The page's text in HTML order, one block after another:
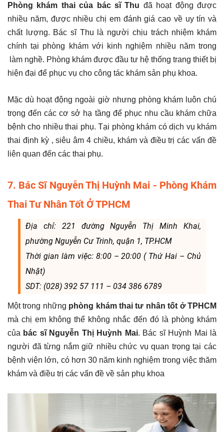
Phòng khám thai của bác sĩ Thu đã hoạt động được
nhiều năm, được nhiều chị em đánh giá cao về uy tín và
chất lượng. Bác sĩ Thu là người chịu trách nhiệm khám
chính tại phòng khám với kinh nghiệm nhiều năm trong
làm nghề. Phòng khám được đầu tư hệ thống trang thiết bị
hiện đại để phục vụ cho công tác khám sản phụ khoa.
Mặc dù hoạt động ngoài giờ nhưng phòng khám luôn chú
trọng đến các cơ sở hạ tầng để phục nhu cầu khám chữa
bệnh cho nhiều thai phụ. Tại phòng khám có dịch vụ khám
thai định kỳ , siêu âm 4 chiều, khám và điều trị các vấn đề
liên quan đến các thai phụ.
7. Bác Sĩ Nguyễn Thị Huỳnh Mai - Phòng Khám
Thai Tư Nhân Tốt Ở TPHCM
Địa chỉ: 221 đường Nguyễn Thị Minh Khai,
phường Nguyễn Cư Trinh, quận 1, TP.HCM
Thời gian làm việc: 8:00 – 20:00 ( Thứ Hai – Chủ
Nhật)
SDT: (028) 392 57 111 – 034 386 6789
Một trong những phòng khám thai tư nhân tốt ở TPHCM
mà chị em không thể không nhắc đến đó là phòng khám
của bác sĩ Nguyễn Thị Huỳnh Mai. Bác sĩ Huỳnh Mai là
người đã từng nắm giữ nhiều chức vụ quan trọng tại các
bệnh viện lớn, có hơn 30 năm kinh nghiệm trong việc thăm
khám và điều trị các vấn đề về sản phụ khoa